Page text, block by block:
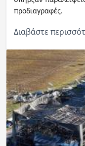
προδιαγραφές.
Διαβάστε